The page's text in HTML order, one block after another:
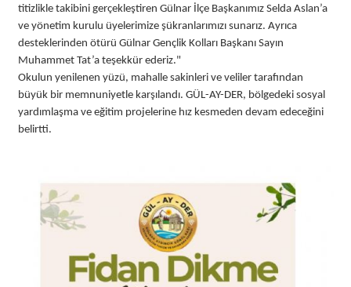
titizlikle takibini gerçekleştiren Gülnar İlçe Başkanımız Selda Aslan’a
ve yönetim kurulu üyelerimize şükranlarımızı sunarız. Ayrıca
desteklerinden ötürü Gülnar Gençlik Kolları Başkanı Sayın
Muhammet Tat’a teşekkür ederiz."
Okulun yenilenen yüzü, mahalle sakinleri ve veliler tarafından
büyük bir memnuniyetle karşılandı. GÜL-AY-DER, bölgedeki sosyal
yardımlaşma ve eğitim projelerine hız kesmeden devam edeceğini
belirtti.